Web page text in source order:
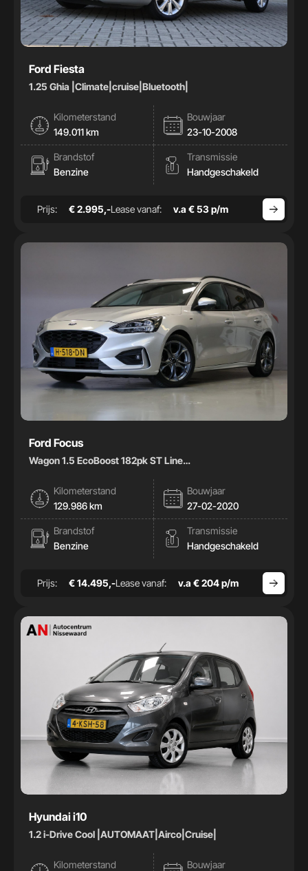
Ford Fiesta
1.25 Ghia |Climate|cruise|Bluetooth|
Kilometerstand
149.011 km
Bouwjaar
23-10-2008
Brandstof
Benzine
Transmissie
Handgeschakeld
Prijs: € 2.995,-Lease vanaf: v.a € 53 p/m
Ford Focus
Wagon 1.5 EcoBoost 182pk ST Line
Kilometerstand
129.986 km
Bouwjaar
27-02-2020
Brandstof
Benzine
Transmissie
Handgeschakeld
Prijs: € 14.495,-Lease vanaf: v.a € 204 p/m
Hyundai i10
1.2 i-Drive Cool |AUTOMAAT|Airco|Cruise|
Kilometerstand
Bouwjaar